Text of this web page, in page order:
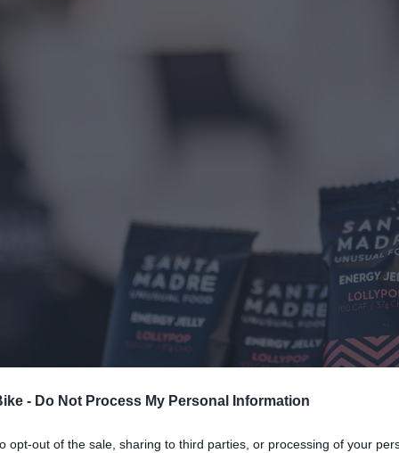
- Do Not Process My Personal Information
opt-out of the sale, sharing to third parties, or processing of your
de alto
Shimano CUES: la transmisión
pensada para durar y
transmisiones diseñadas para bicicletas